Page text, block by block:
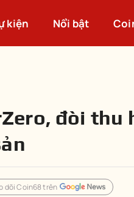
kiện Nổi bật
đòi thu
dõi Coin68 trên